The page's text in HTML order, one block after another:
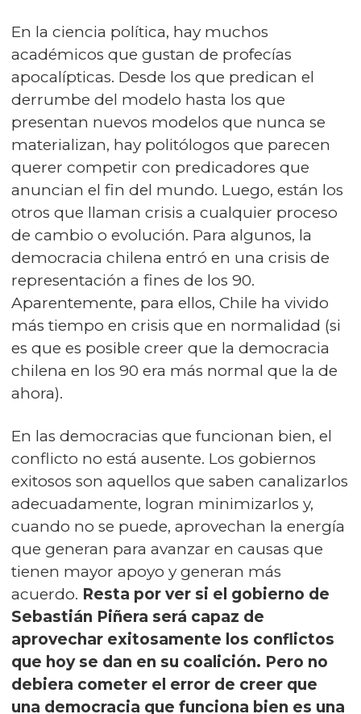
En la ciencia política, hay muchos
académicos que gustan de profecías
apocalípticas. Desde los que predican el
derrumbe del modelo hasta los que
presentan nuevos modelos que nunca se
materializan, hay politólogos que parecen
querer competir con predicadores que
anuncian el fin del mundo. Luego, están los
otros que llaman crisis a cualquier proceso
de cambio o evolución. Para algunos, la
democracia chilena entró en una crisis de
representación a fines de los 90.
Aparentemente, para ellos, Chile ha vivido
más tiempo en crisis que en normalidad (si
es que es posible creer que la democracia
chilena en los 90 era más normal que la de
ahora).
En las democracias que funcionan bien, el
conflicto no está ausente. Los gobiernos
exitosos son aquellos que saben canalizarlos
adecuadamente, logran minimizarlos y,
cuando no se puede, aprovechan la energía
que generan para avanzar en causas que
tienen mayor apoyo y generan más
acuerdo. Resta por ver si el gobierno de
Sebastián Piñera será capaz de
aprovechar exitosamente los conflictos
que hoy se dan en su coalición. Pero no
debiera cometer el error de creer que
una democracia que funciona bien es una